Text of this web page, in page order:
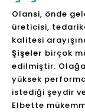
Olansi, önde
üreticisi,
kalitesi
Şişeler birçok
edilmiştir.
yüksek
istediği şeydir
Elbette